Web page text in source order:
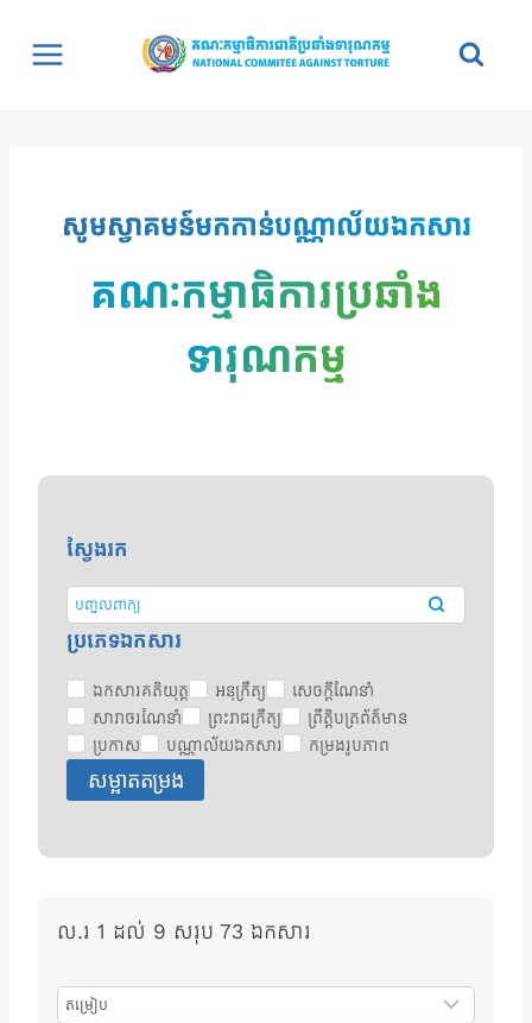
សូមស្វាគមន៍មកកាន់បណ្ណាល័យឯកសារ
គណៈកម្មាធិការប្រឆាំង
ទារុណកម្ម
ស្វែងរក
ប្រភេទឯកសារ
ឯកសារគតិយុត្ត អនុក្រឹត្យ
សេចក្តីណែនាំ
សារាចរណែនាំ
ព្រះរាជក្រឹត្យ
ព្រឹត្តិបត្រព័ត៌មាន
ប្រកាស
បណ្ណាល័យឯកសារ កម្រងរូបភាព
សម្អាតតម្រង
ល.រ 1 ដល់ 9 សរុប 73 ឯកសារ